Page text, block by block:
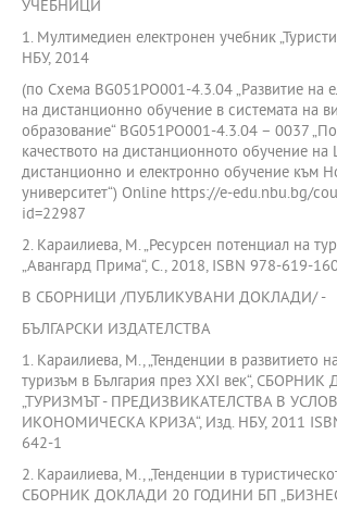
УЧЕБНИЦИ
1. Мултимедиен електронен учебник
НБУ, 2014
(по Схема BG051PO001-4.3.04 „Развитие на
на дистанционно обучение в системата на
образование“ BG051PO001-4.3.04 – 0037
качеството на дистанционното обучение на
дистанционно и електронно обучение към
университет“) Online https://e-edu.nbu.bg/
id=22987
2. Караилиева, М. „Ресурсен потенциал на
„Авангард Прима“, С., 2018, ISBN 978-619-
В СБОРНИЦИ /ПУБЛИКУВАНИ ДОКЛАДИ/ -
БЪЛГАРСКИ ИЗДАТЕЛСТВА
1. Караилиева, М., „Тенденции в развитието
туризъм в България през ХХI век“,
„ТУРИЗМЪТ - ПРЕДИЗВИКАТЕЛСТВА В
ИКОНОМИЧЕСКА КРИЗА“, Изд. НБУ, 2011
642-1
2. Караилиева, М., „Тенденции в
СБОРНИК ДОКЛАДИ 20 ГОДИНИ БП